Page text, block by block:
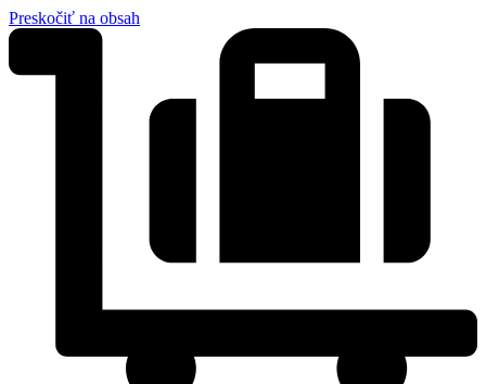
Preskočiť na obsah